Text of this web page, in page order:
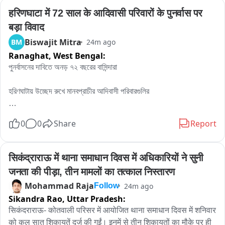
हरिणघाटा में 72 साल के आदिवासी परिवारों के पुनर्वास पर
बड़ा विवाद
BM Biswajit Mitra 24m ago
Ranaghat, West Bengal:
পুনর্বাসনের দাবিতে অনড় ৭২ বছরের বাসিন্দারা
হরিণঘাটায় উচ্ছেদ রুখে মানবপ্রাচীর আদিবাসী পরিবারগুলির
নদিয়ার হরিণঘাটা পুরসভার ৭ নম্বর ওয়ার্ডের ১৬ নম্বর কোয়ার্টারে। প্রায় ৬২টি
মানবপ্রাচীর গড়ে তোলেন স্থানীয় বাসিন্দারা। তাঁদের অধিকাংশই আদিবাসী সাঁওতাল
সম্প্রদায়ের এবং দিনমজুরির উপর নির্ভরশীল।
স্থানীয় বাসিন্দাদের দাবি, প্রায় সাত দশক ধরে তাঁরা ওই এলাকায় বসবাস করেন।
এখানকার ভোটার ও নাগরিক হিসেবেও তাঁদের দীর্ঘদিন ধরে পরিচিত। সরকারি প্রকল্পের
জন্য জমি খালি করার নির্দেশে ইতিমধ্যেই তাঁদের তিন দফায় আইনি নোটিশ দেওয়া
0 0 Share Report
सिकंद्राराऊ में थाना समाधान दिवस में अधिकारियों ने सुनी
जनता की पीड़ा, तीन मामलों का तत्काल निस्तारण
Mohammad Raja Follow 24m ago
Sikandra Rao, Uttar Pradesh:
सिकंदराराऊ- कोतवाली परिसर में आयोजित थाना समाधान दिवस में शनिवार
को कुल सात शिकायतें दर्ज की गईं। इनमें से तीन शिकायतों का मौके पर ही